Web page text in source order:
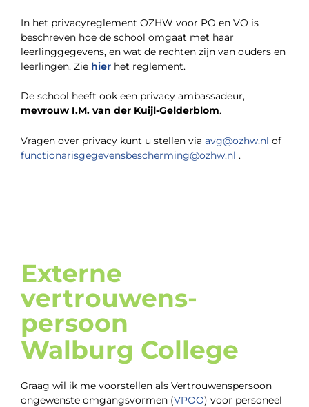
In het privacyreglement OZHW voor PO en VO is
beschreven hoe de school omgaat met haar
leerlinggegevens, en wat de rechten zijn van ouders en
leerlingen. Zie hier het reglement.
De school heeft ook een privacy ambassadeur,
mevrouw I.M. van der Kuijl-Gelderblom.
Vragen over privacy kunt u stellen via avg@ozhw.nl of
functionarisgegevensbescherming@ozhw.nl .
Externe
vertrouwens-
persoon
Walburg College
Graag wil ik me voorstellen als Vertrouwenspersoon
ongewenste omgangsvormen (VPOO) voor personeel